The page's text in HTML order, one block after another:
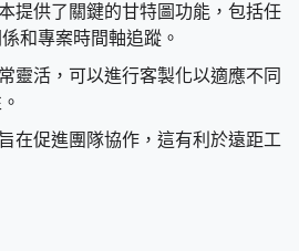
提供了關鍵的甘特圖功能，包括任
和專案時間軸追蹤。
靈活，可以進行客製化以適應不同
在促進團隊協作，這有利於遠距工